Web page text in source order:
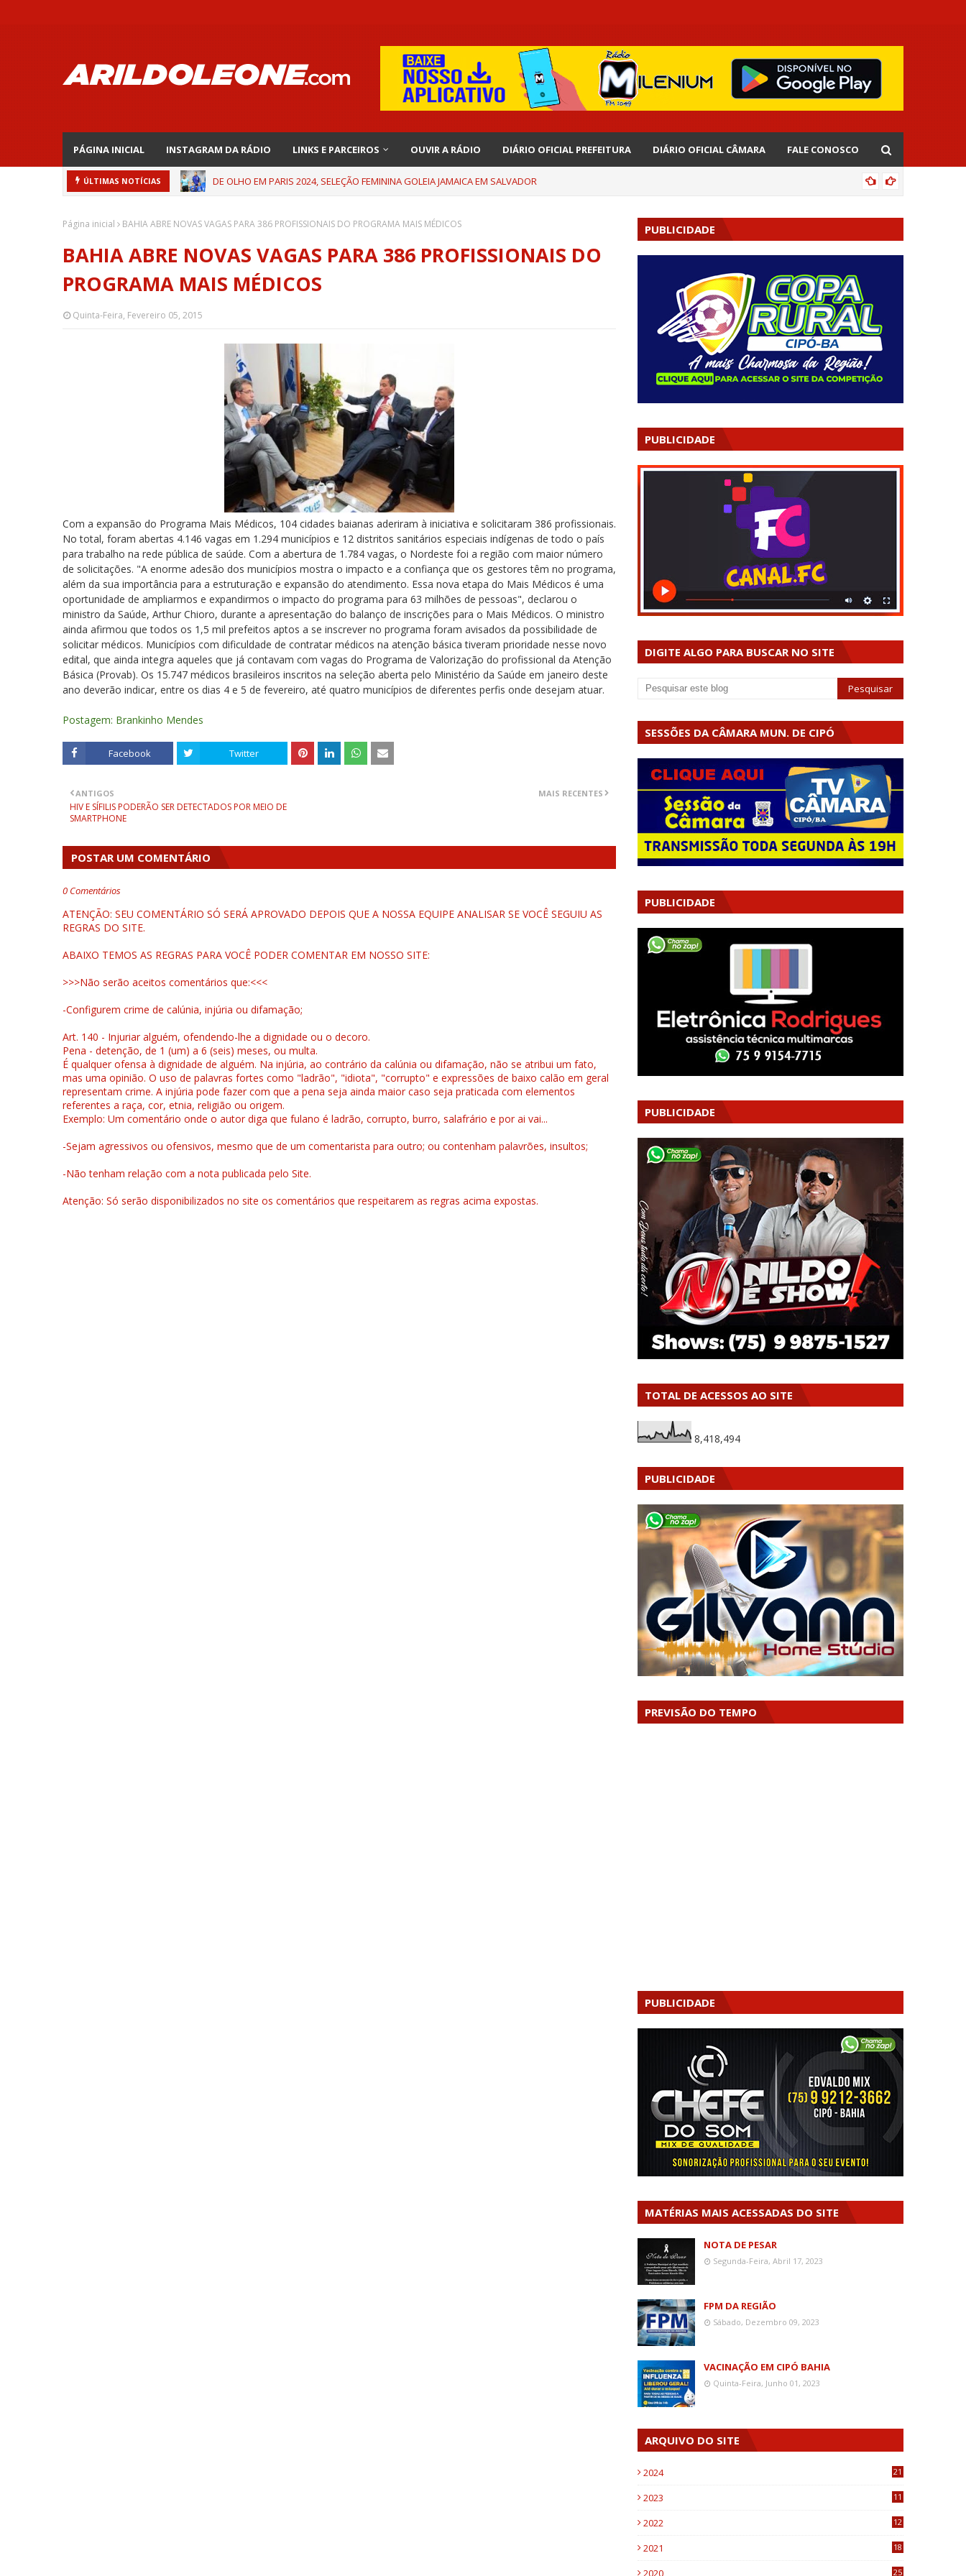
PÁGINA INICIAL INSTAGRAM DA RÁDIO LINKS E PARCEIROS OUVIR A RÁDIO DIÁRIO OFICIAL PREFEITURA DIÁRIO OFICIAL CÂMARA FALE CONOSCO
ÚLTIMAS NOTÍCIAS DE OLHO EM PARIS 2024, SELEÇÃO FEMININA GOLEIA JAMAICA EM SALVADOR
Página inicial BAHIA ABRE NOVAS VAGAS PARA 386 PROFISSIONAIS DO PROGRAMA MAIS MÉDICOS
BAHIA ABRE NOVAS VAGAS PARA 386 PROFISSIONAIS DO
PROGRAMA MAIS MÉDICOS
Quinta-Feira, Fevereiro 05, 2015
Com a expansão do Programa Mais Médicos, 104 cidades baianas aderiram à iniciativa e solicitaram 386 profissionais.
No total, foram abertas 4.146 vagas em 1.294 municípios e 12 distritos sanitários especiais indígenas de todo o país
para trabalho na rede pública de saúde. Com a abertura de 1.784 vagas, o Nordeste foi a região com maior número
de solicitações. "A enorme adesão dos municípios mostra o impacto e a confiança que os gestores têm no programa,
além da sua importância para a estruturação e expansão do atendimento. Essa nova etapa do Mais Médicos é uma
oportunidade de ampliarmos e expandirmos o impacto do programa para 63 milhões de pessoas", declarou o
ministro da Saúde, Arthur Chioro, durante a apresentação do balanço de inscrições para o Mais Médicos. O ministro
ainda afirmou que todos os 1,5 mil prefeitos aptos a se inscrever no programa foram avisados da possibilidade de
solicitar médicos. Municípios com dificuldade de contratar médicos na atenção básica tiveram prioridade nesse novo
edital, que ainda integra aqueles que já contavam com vagas do Programa de Valorização do profissional da Atenção
Básica (Provab). Os 15.747 médicos brasileiros inscritos na seleção aberta pelo Ministério da Saúde em janeiro deste
ano deverão indicar, entre os dias 4 e 5 de fevereiro, até quatro municípios de diferentes perfis onde desejam atuar.
Postagem: Brankinho Mendes
Facebook Twitter
MAIS RECENTES
ANTIGOS
HIV E SÍFILIS PODERÃO SER DETECTADOS POR MEIO DE
SMARTPHONE
POSTAR UM COMENTÁRIO
0 Comentários
ATENÇÃO: SEU COMENTÁRIO SÓ SERÁ APROVADO DEPOIS QUE A NOSSA EQUIPE ANALISAR SE VOCÊ SEGUIU AS
REGRAS DO SITE.
ABAIXO TEMOS AS REGRAS PARA VOCÊ PODER COMENTAR EM NOSSO SITE:
>>>Não serão aceitos comentários que:<<<
-Configurem crime de calúnia, injúria ou difamação;
Art. 140 - Injuriar alguém, ofendendo-lhe a dignidade ou o decoro.
Pena - detenção, de 1 (um) a 6 (seis) meses, ou multa.
É qualquer ofensa à dignidade de alguém. Na injúria, ao contrário da calúnia ou difamação, não se atribui um fato,
mas uma opinião. O uso de palavras fortes como "ladrão", "idiota", "corrupto" e expressões de baixo calão em geral
representam crime. A injúria pode fazer com que a pena seja ainda maior caso seja praticada com elementos
referentes a raça, cor, etnia, religião ou origem.
Exemplo: Um comentário onde o autor diga que fulano é ladrão, corrupto, burro, salafrário e por ai vai...
-Sejam agressivos ou ofensivos, mesmo que de um comentarista para outro; ou contenham palavrões, insultos;
-Não tenham relação com a nota publicada pelo Site.
Atenção: Só serão disponibilizados no site os comentários que respeitarem as regras acima expostas.
PUBLICIDADE
PUBLICIDADE
DIGITE ALGO PARA BUSCAR NO SITE
SESSÕES DA CÂMARA MUN. DE CIPÓ
PUBLICIDADE
PUBLICIDADE
TOTAL DE ACESSOS AO SITE
8,418,494
PUBLICIDADE
PREVISÃO DO TEMPO
PUBLICIDADE
MATÉRIAS MAIS ACESSADAS DO SITE
NOTA DE PESAR
Segunda-Feira, Abril 17, 2023
FPM DA REGIÃO
Sábado, Dezembro 09, 2023
VACINAÇÃO EM CIPÓ BAHIA
Quinta-Feira, Junho 01, 2023
ARQUIVO DO SITE
2024 21
2023
11
2022
12
2021
18
2020 25